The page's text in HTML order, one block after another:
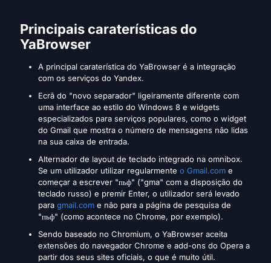
Principais caraterísticas do
YaBrowser
A principal caraterística do YaBrowser é a integração
com os serviços do Yandex.
Ecrã do "novo separador" ligeiramente diferente com
uma interface ao estilo do Windows 8 e widgets
especializados para serviços populares, como o widget
do Gmail que mostra o número de mensagens não lidas
na sua caixa de entrada.
Alternador de layout de teclado integrado na omnibox.
Se um utilizador utilizar regularmente o Gmail.com e
começar a escrever "пьф" ("gma" com a disposição do
teclado russo) e premir Enter, o utilizador será levado
para gmail.com e não para a página de pesquisa de
"пьф" (como acontece no Chrome, por exemplo).
Sendo baseado no Chromium, o YaBrowser aceita
extensões do navegador Chrome e add-ons do Opera a
partir dos seus sites oficiais, o que é muito útil.